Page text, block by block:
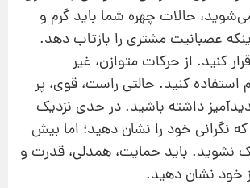
حالات چهره شما باید گرم و
عصبانیت مشتری را بازتاب دهد.
کنید. از حرکات متوازن، غیر
استفاده کنید. حالتی راست، قوی، پر
داشته باشید. در حدی نزدیک
نگرانی خود را نشان دهید؛ اما بیش
نشوید. باید حمایت، همدلی، قدرت و
خود نشان دهید.